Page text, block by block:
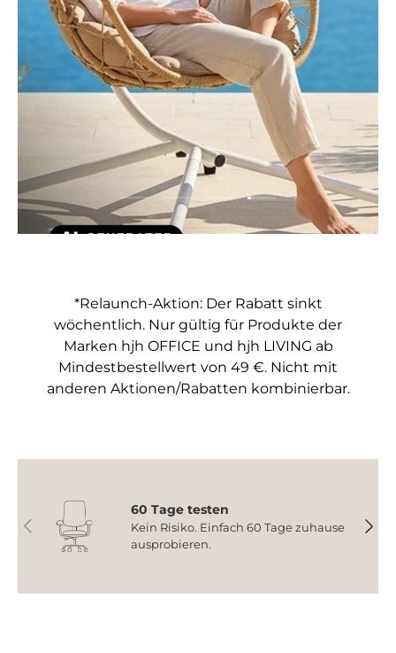
Folie laden 1 von 4
Folie laden 2 von 4
Folie laden 3 von 4
Folie laden 4 von 4
*Relaunch-Aktion: Der Rabatt sinkt
wöchentlich. Nur gültig für Produkte der
Marken hjh OFFICE und hjh LIVING ab
Mindestbestellwert von 49 €. Nicht mit
anderen Aktionen/Rabatten kombinierbar.
Vorherige
60 Tage testen
Kein Risiko. Einfach 60 Tage zuhause
ausprobieren.